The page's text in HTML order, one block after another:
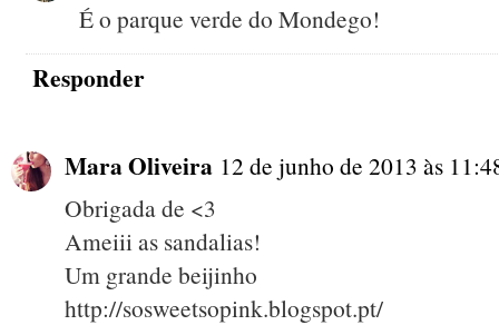
É o parque verde do Mondego!
Responder
Mara Oliveira 12 de junho de 2013 às
Obrigada de <3
Ameiii as sandalias!
Um grande beijinho
http://sosweetsopink.blogspot.pt/